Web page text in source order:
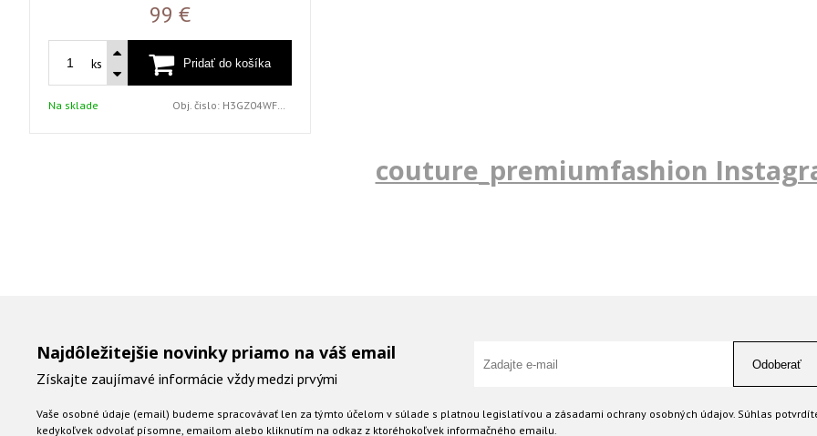
99 €
ks
Na sklade Obj. čislo: H3GZ04WFGY0 G6K9
couture_premiumfashion
Najdôležitejšie novinky priamo na váš email
Získajte zaujímavé informácie vždy medzi prvými
Odoberať
Vaše osobné údaje (email) budeme spracovávať len za týmto účelom v súlade s platnou legislatívou a zásadami ochrany osobných údajov. Súhlas
kedykoľvek odvolať písomne, emailom alebo kliknutím na odkaz z ktoréhokoľvek informačného emailu.